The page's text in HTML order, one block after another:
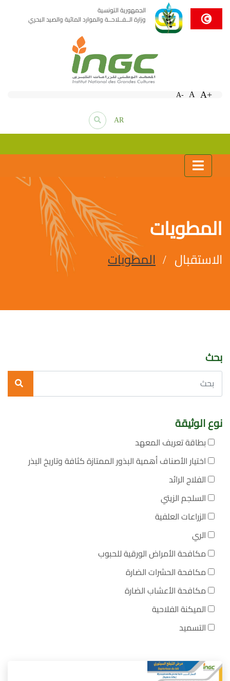
الجمهورية التونسية
وزارة الــفــلاحــة والموارد المائية والصيد البحري
A- A A+
AR
المطويات
الاستقبال المطويات
بحث
نوع الوثيقة
بطاقة تعريف المعهد
اختيار الأصناف أهمية البذور الممتازة كثافة وتاريخ البذر
الفلاح الرائد
السلجم الزيتي
الزراعات العلفية
الري
مكافحة الأمراض الورقية للحبوب
مكافحة الحشرات الضارة
مكافحة الأعشاب الضارة
الميكنة الفلاحية
التسميد